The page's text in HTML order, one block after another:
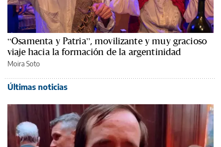
“Osamenta y Patria”, movilizante y muy gracioso
viaje hacia la formación de la argentinidad
Moira Soto
Últimas noticias